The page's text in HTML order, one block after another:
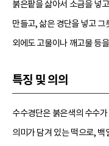
붉은팥을 삶아서 소금을 넣
만들고, 삶은 경단을 넣고
외에도 고물이나 깨고물 등
특징 및 의의
수수경단은 붉은색의 수수
의미가 담겨 있는 떡으로,